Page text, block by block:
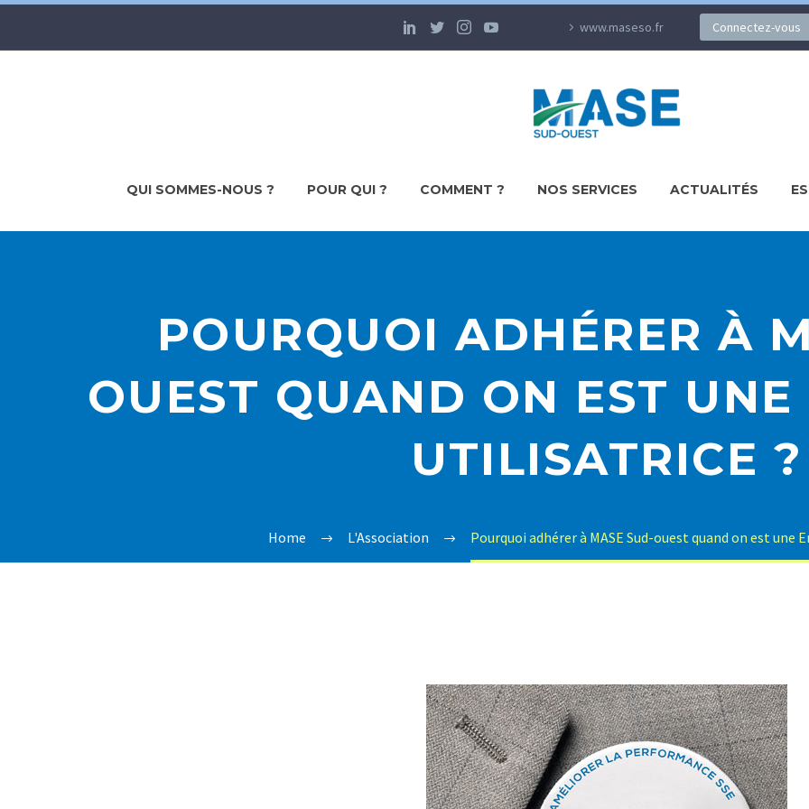
www.maseso.fr Connectez-vous
QUI SOMMES-NOUS ? POUR QUI ? COMMENT ? NOS SERVICES ACTUALITÉS
POURQUOI ADHÉRER À
OUEST QUAND ON EST UNE
UTILISATRICE ?
Home L'Association Pourquoi adhérer à MASE Sud-ouest quand on est une